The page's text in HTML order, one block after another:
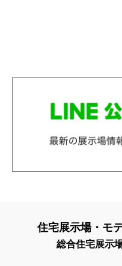
住宅展示場・モ
総合住宅展示